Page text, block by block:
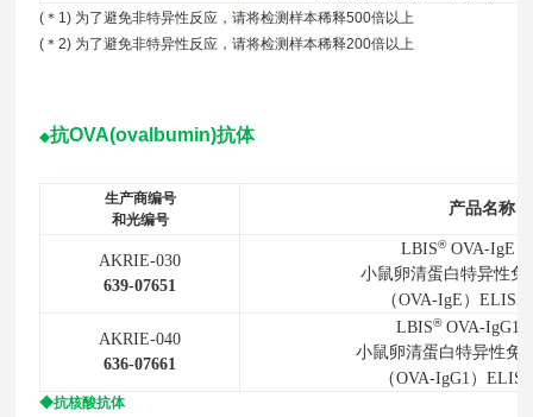
(＊1) 为了避免非特异性反应，请将检测样本稀释500倍以上
(＊2) 为了避免非特异性反应，请将检测样本稀释200倍以上
◆抗OVA(ovalbumin)抗体
生产商编号
和光编号
产品名称
AKRIE-030
639-07651
LBIS®OVA-IgE
小鼠卵清蛋白特异性免
（OVA-IgE）
AKRIE-040
636-07661
LBIS®OVA-IgG1
小鼠卵清蛋白特异性免
（OVA-IgG1）
◆抗核酸抗体